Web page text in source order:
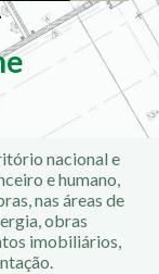
nacional e
e humano,
nas áreas de
obras
imobiliários,